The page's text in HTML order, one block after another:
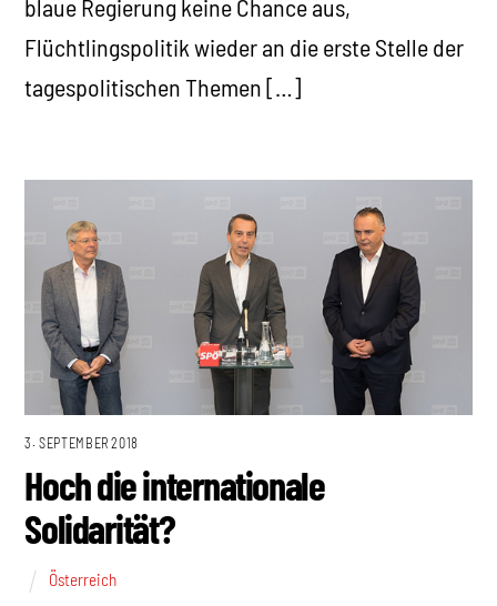
blaue Regierung keine Chance aus,
Flüchtlingspolitik wieder an die erste Stelle der
tagespolitischen Themen […]
3. SEPTEMBER 2018
Hoch die internationale
Solidarität?
Österreich